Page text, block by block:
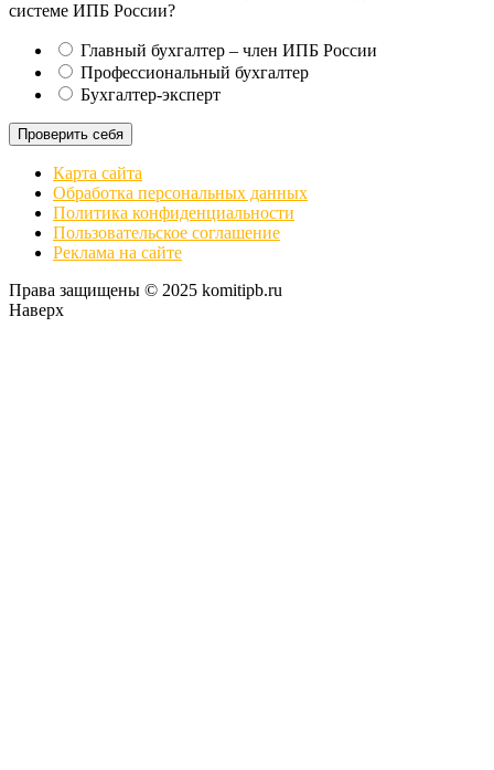
системе ИПБ России?
Главный бухгалтер – член ИПБ России
Профессиональный бухгалтер
Бухгалтер-эксперт
Проверить себя
Карта сайта
Обработка персональных данных
Политика конфиденциальности
Пользовательское соглашение
Реклама на сайте
Права защищены © 2025 komitipb.ru
Наверх